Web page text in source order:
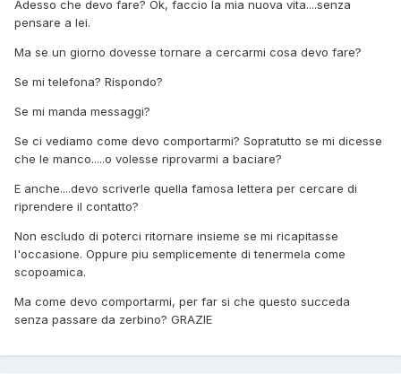
Adesso che devo fare? Ok, faccio la mia nuova vita....senza
pensare a lei.
Ma se un giorno dovesse tornare a cercarmi cosa devo fare?
Se mi telefona? Rispondo?
Se mi manda messaggi?
Se ci vediamo come devo comportarmi? Sopratutto se mi dicesse
che le manco.....o volesse riprovarmi a baciare?
E anche....devo scriverle quella famosa lettera per cercare di
riprendere il contatto?
Non escludo di poterci ritornare insieme se mi ricapitasse
l'occasione. Oppure piu semplicemente di tenermela come
scopoamica.
Ma come devo comportarmi, per far si che questo succeda
senza passare da zerbino? GRAZIE